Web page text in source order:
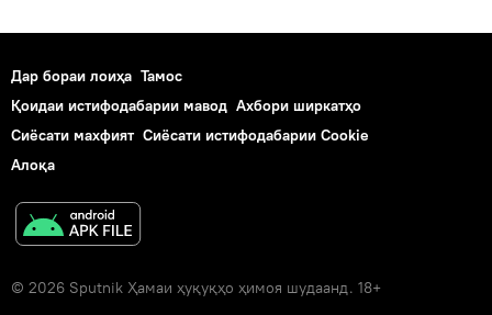
Дар бораи лоиҳа Тамос
Қоидаи истифодабарии мавод Ахбори ширкатҳо
Сиёсати махфият Сиёсати истифодабарии Cookie
Алоқа
© 2026 Sputnik Ҳамаи ҳуқуқҳо ҳимоя шудаанд. 18+